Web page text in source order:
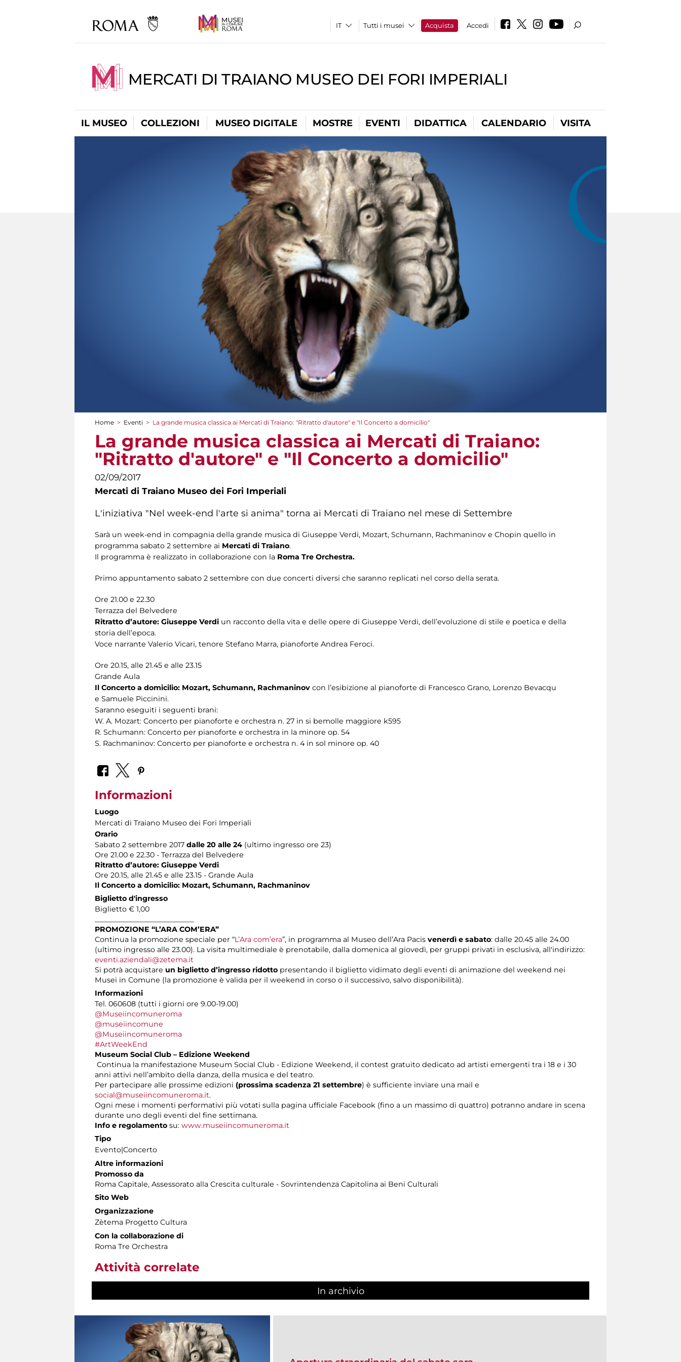
Tutti i musei Acquista Accedi
MERCATI DI TRAIANO MUSEO DEI FORI IMPERIALI
IL MUSEO COLLEZIONI MUSEO DIGITALE MOSTRE EVENTI DIDATTICA CALENDARIO VISITA
Tu sei qui
Home > Eventi > La grande musica classica ai Mercati di Traiano: "Ritratto d'autore" e "Il Concerto a domicilio"
La grande musica classica ai Mercati di Traiano:
"Ritratto d'autore" e "Il Concerto a domicilio"
02/09/2017
Mercati di Traiano Museo dei Fori Imperiali
L'iniziativa "Nel week-end l'arte si anima" torna ai Mercati di Traiano nel mese di Settembre
Sarà un week-end in compagnia della grande musica di Giuseppe Verdi, Mozart, Schumann, Rachmaninov e Chopin quello in
programma sabato 2 settembre ai Mercati di Traiano.
Il programma è realizzato in collaborazione con la Roma Tre Orchestra.
Primo appuntamento sabato 2 settembre con due concerti diversi che saranno replicati nel corso della serata.
Ore 21.00 e 22.30
Terrazza del Belvedere
Ritratto d’autore: Giuseppe Verdi un racconto della vita e delle opere di Giuseppe Verdi, dell’evoluzione di stile e poetica e della
storia dell’epoca.
Voce narrante Valerio Vicari, tenore Stefano Marra, pianoforte Andrea Feroci.
Ore 20.15, alle 21.45 e alle 23.15
Grande Aula
Il Concerto a domicilio: Mozart, Schumann, Rachmaninov con l’esibizione al pianoforte di Francesco Grano, Lorenzo Bevacqu
e Samuele Piccinini.
Saranno eseguiti i seguenti brani:
W. A. Mozart: Concerto per pianoforte e orchestra n. 27 in si bemolle maggiore k595
R. Schumann: Concerto per pianoforte e orchestra in la minore op. 54
S. Rachmaninov: Concerto per pianoforte e orchestra n. 4 in sol minore op. 40
Informazioni
Luogo
Mercati di Traiano Museo dei Fori Imperiali
Orario
Sabato 2 settembre 2017 dalle 20 alle 24 (ultimo ingresso ore 23)
Ore 21.00 e 22.30 - Terrazza del Belvedere
Ritratto d’autore: Giuseppe Verdi
Ore 20.15, alle 21.45 e alle 23.15 - Grande Aula
Il Concerto a domicilio: Mozart, Schumann, Rachmaninov
Biglietto d'ingresso
Biglietto € 1,00
PROMOZIONE “L’ARA COM’ERA”
Continua la promozione speciale per “L’Ara com’era”, in programma al Museo dell’Ara Pacis venerdì e sabato: dalle 20.45 alle 24.00
(ultimo ingresso alle 23.00). La visita multimediale è prenotabile, dalla domenica al giovedì, per gruppi privati in esclusiva, all'indirizzo:
eventi.aziendali@zetema.it
Si potrà acquistare un biglietto d’ingresso ridotto presentando il biglietto vidimato degli eventi di animazione del weekend nei
Musei in Comune (la promozione è valida per il weekend in corso o il successivo, salvo disponibilità).
Informazioni
Tel. 060608 (tutti i giorni ore 9.00-19.00)
@Museiincomuneroma
@museiincomune
@Museiincomuneroma
#ArtWeekEnd
Museum Social Club – Edizione Weekend
Continua la manifestazione Museum Social Club - Edizione Weekend, il contest gratuito dedicato ad artisti emergenti tra i 18 e i 30
anni attivi nell’ambito della danza, della musica e del teatro.
Per partecipare alle prossime edizioni (prossima scadenza 21 settembre) è sufficiente inviare una mail e
social@museiincomuneroma.it.
Ogni mese i momenti performativi più votati sulla pagina ufficiale Facebook (fino a un massimo di quattro) potranno andare in scena
durante uno degli eventi del fine settimana.
Info e regolamento su: www.museiincomuneroma.it
Tipo
Evento|Concerto
Altre informazioni
Promosso da
Roma Capitale, Assessorato alla Crescita culturale - Sovrintendenza Capitolina ai Beni Culturali
Sito Web
Organizzazione
Zètema Progetto Cultura
Con la collaborazione di
Roma Tre Orchestra
Attività correlate
In archivio